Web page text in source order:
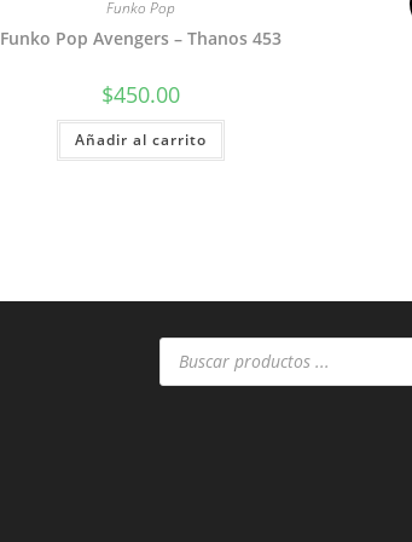
Funko Pop
Funko Pop Avengers – Thanos 453
$450.00
Añadir al carrito
Búsqueda
productos